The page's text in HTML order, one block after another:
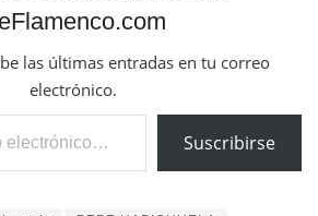
las últimas entradas en tu correo
electrónico.
Suscribirse